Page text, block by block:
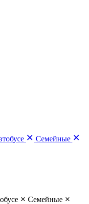
Семейные
Семейные